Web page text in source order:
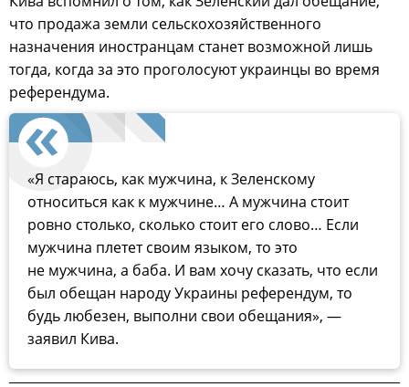
что продажа земли сельскохозяйственного
назначения иностранцам станет возможной лишь
тогда, когда за это проголосуют украинцы во время
референдума.
«Я стараюсь, как мужчина, к Зеленскому
относиться как к мужчине… А мужчина стоит
ровно столько, сколько стоит его слово… Если
мужчина плетет своим языком, то это
не мужчина, а баба. И вам хочу сказать, что если
был обещан народу Украины референдум, то
будь любезен, выполни свои обещания», —
заявил Кива.